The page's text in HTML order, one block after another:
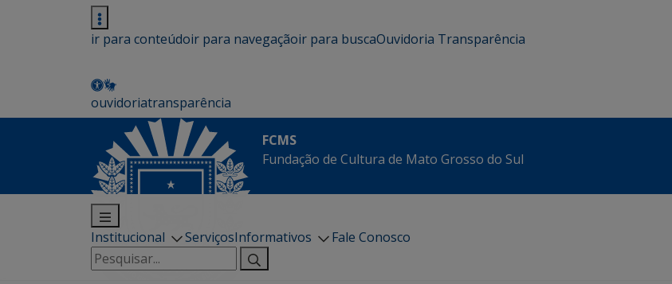
ir para conteúdoir para navegaçãoir para buscaOuvidoria Transparência
ouvidoriatransparência
FCMS
Fundação de Cultura de Mato Grosso do Sul
Institucional ServiçosInformativos
Fale Conosco
Pesquisar
por: